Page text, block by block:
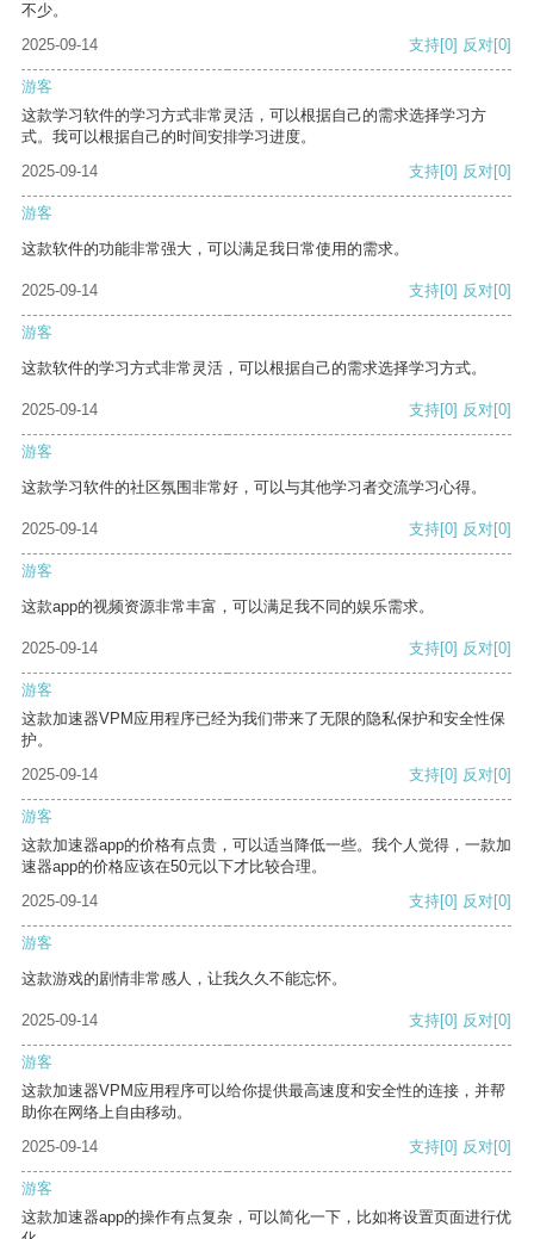
不少。
2025-09-14
支持[0] 反对[0]
游客
这款学习软件的学习方式非常灵活，可以根据自己的需求选择学习方
式。我可以根据自己的时间安排学习进度。
2025-09-14
支持[0] 反对[0]
游客
这款软件的功能非常强大，可以满足我日常使用的需求。
2025-09-14 支持[0] 反对[0]
游客
这款软件的学习方式非常灵活，可以根据自己的需求选择学习方式。
2025-09-14 支持[0] 反对[0]
游客
这款学习软件的社区氛围非常好，可以与其他学习者交流学习心得。
2025-09-14 支持[0] 反对[0]
游客
这款app的视频资源非常丰富，可以满足我不同的娱乐需求。
2025-09-14 支持[0] 反对[0]
游客
这款加速器VPM应用程序已经为我们带来了无限的隐私保护和安全性保
护。
2025-09-14
支持[0] 反对[0]
游客
这款加速器app的价格有点贵，可以适当降低一些。我个人觉得，一款加
速器app的价格应该在50元以下才比较合理。
2025-09-14
支持[0] 反对[0]
游客
这款游戏的剧情非常感人，让我久久不能忘怀。
2025-09-14 支持[0] 反对[0]
游客
这款加速器VPM应用程序可以给你提供最高速度和安全性的连接，并帮
助你在网络上自由移动。
2025-09-14
支持[0] 反对[0]
游客
这款加速器app的操作有点复杂，可以简化一下，比如将设置页面进行优